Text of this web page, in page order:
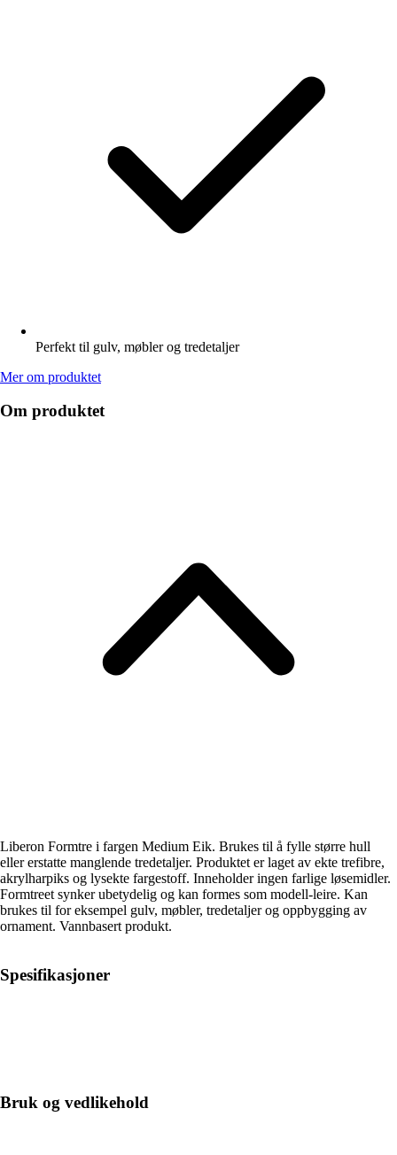
Perfekt til gulv, møbler og tredetaljer
Mer om produktet
Om produktet
Liberon Formtre i fargen Medium Eik. Brukes til å fylle større hull
eller erstatte manglende tredetaljer. Produktet er laget av ekte trefibre,
akrylharpiks og lysekte fargestoff. Inneholder ingen farlige løsemidler.
Formtreet synker ubetydelig og kan formes som modell-leire. Kan
brukes til for eksempel gulv, møbler, tredetaljer og oppbygging av
ornament. Vannbasert produkt.
Spesifikasjoner
Bruk og vedlikehold